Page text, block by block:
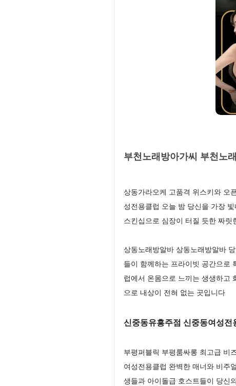
부천노래방아가씨 부천노
상동가라오케 고품격 위스키와 오
성전용클럽 오늘 밤 당신을 가장
스킨십으로 심장이 터질 듯한 짜릿
상동노래방알바 상동노래방알바
들이 함께하는 프라이빗 공간으로
럽에서 온몸으로 느끼는 생생하고
으로 내상이 전혀 없는 곳입니다
신중동유흥주점 신중동여성
부평퍼블릭 부평룸싸롱 최고급 비
여성전용클럽 완벽한 매너와 비주
생들과 아이돌급 호스트들이 당신